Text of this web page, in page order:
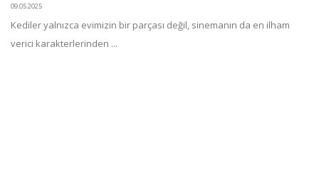
09.05.2025
Kediler yalnızca evimizin bir parçası değil, sinemanın da en ilham
verici karakterlerinden ...